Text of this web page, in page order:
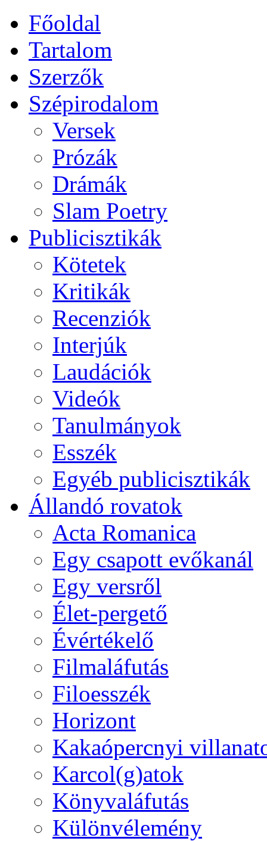
Főoldal
Tartalom
Szerzők
Szépirodalom
Versek
Prózák
Drámák
Slam Poetry
Publicisztikák
Kötetek
Kritikák
Recenziók
Interjúk
Laudációk
Videók
Tanulmányok
Esszék
Egyéb publicisztikák
Állandó rovatok
Acta Romanica
Egy csapott evőkanál
Egy versről
Élet-pergető
Évértékelő
Filmaláfutás
Filoesszék
Horizont
Kakaópercnyi
Karcol(g)atok
Könyvaláfutás
Különvélemény